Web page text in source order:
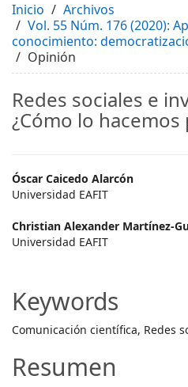
Inicio
Archivos
Vol. 55 Núm. 176 (2020):
conocimiento:
Opinión
Redes sociales e
¿Cómo lo hacemos
Main
Article
Content
Óscar Caicedo Alarcón
Universidad EAFIT
Christian Alexander Martínez-
Universidad EAFIT
Keywords
Comunicación científica, Redes
Resumen